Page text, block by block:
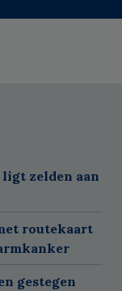
zelden aan
routekaart
gestegen